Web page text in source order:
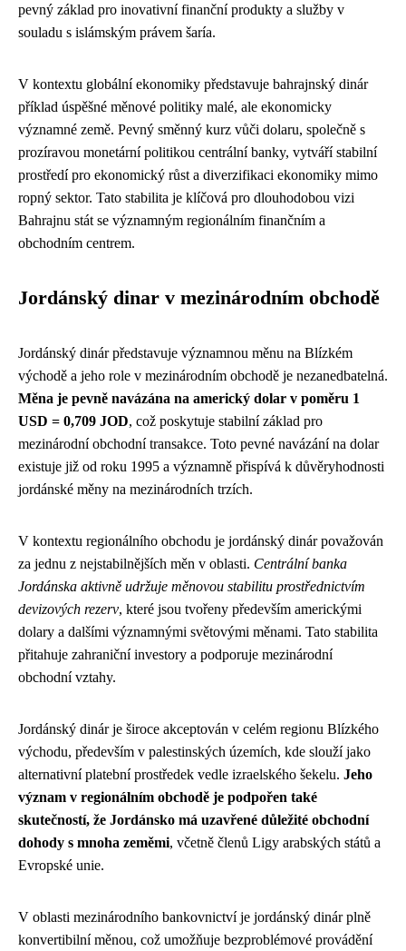
pevný základ pro inovativní finanční produkty a služby v
souladu s islámským právem šaría.
V kontextu globální ekonomiky představuje bahrajnský dinár
příklad úspěšné měnové politiky malé, ale ekonomicky
významné země. Pevný směnný kurz vůči dolaru, společně s
prozíravou monetární politikou centrální banky, vytváří stabilní
prostředí pro ekonomický růst a diverzifikaci ekonomiky mimo
ropný sektor. Tato stabilita je klíčová pro dlouhodobou vizi
Bahrajnu stát se významným regionálním finančním a
obchodním centrem.
Jordánský dinar v mezinárodním obchodě
Jordánský dinár představuje významnou měnu na Blízkém
východě a jeho role v mezinárodním obchodě je nezanedbatelná.
Měna je pevně navázána na americký dolar v poměru 1
USD = 0,709 JOD, což poskytuje stabilní základ pro
mezinárodní obchodní transakce. Toto pevné navázání na dolar
existuje již od roku 1995 a významně přispívá k důvěryhodnosti
jordánské měny na mezinárodních trzích.
V kontextu regionálního obchodu je jordánský dinár považován
za jednu z nejstabilnějších měn v oblasti. Centrální banka
Jordánska aktivně udržuje měnovou stabilitu prostřednictvím
devizových rezerv, které jsou tvořeny především americkými
dolary a dalšími významnými světovými měnami. Tato stabilita
přitahuje zahraniční investory a podporuje mezinárodní
obchodní vztahy.
Jordánský dinár je široce akceptován v celém regionu Blízkého
východu, především v palestinských územích, kde slouží jako
alternativní platební prostředek vedle izraelského šekelu. Jeho
význam v regionálním obchodě je podpořen také
skutečností, že Jordánsko má uzavřené důležité obchodní
dohody s mnoha zeměmi, včetně členů Ligy arabských států a
Evropské unie.
V oblasti mezinárodního bankovnictví je jordánský dinár plně
konvertibilní měnou, což umožňuje bezproblémové provádění